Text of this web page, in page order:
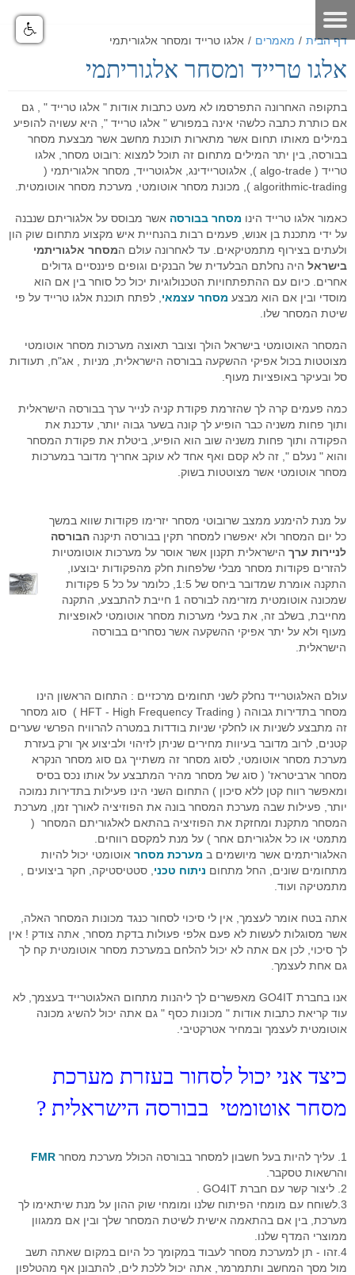
דף הבית / מאמרים / אלגו טרייד ומסחר אלגוריתמי
אלגו טרייד ומסחר אלגוריתמי
בתקופה האחרונה התפרסמו לא מעט כתבות אודות " אלגו טרייד " , גם
אם כותרת כתבה כלשהי אינה במפורש " אלגו טרייד ", היא עשויה להופיע
במילים מאותו תחום אשר מתארות תוכנת מחשב אשר מבצעת מסחר
בבורסה, בין יתר המילים מתחום זה תוכל למצוא :רובוט מסחר, אלגו
טרייד ( algo-trade ), אלגוטריידינג, אלגוטרייד, מסחר אלגוריתמי (
algorithmic-trading ), מכונת מסחר אוטומטי, מערכת מסחר אוטומטית.
כאמור אלגו טרייד הינו מסחר בבורסה אשר מבוסס על אלגוריתם שנבנה
על ידי מתכנת בן אנוש, פעמים רבות בהנחיית איש מקצוע מתחום שוק הון
ולעתים בצירוף מתמטיקאים. עד לאחרונה עולם המסחר אלגוריתמי
בישראל היה נחלתם הבלעדית של הבנקים וגופים פיננסיים גדולים
אחרים. כיום עם ההתפתחויות הטכנולוגיות יכול כל סוחר בין אם הוא
מוסדי ובין אם הוא מבצע מסחר עצמאי , לפתח תוכנת אלגו טרייד על פי
שיטת המסחר שלו.
המסחר האוטומטי בישראל הולך וצובר תאוצה מערכות מסחר אוטומטי
מצוטטות בכול אפיקי ההשקעה בבורסה הישראלית, מניות , אג"ח, תעודות
סל ובעיקר באופציות מעוף.
כמה פעמים קרה לך שהזרמת פקודת קניה לנייר ערך בבורסה הישראלית
ותוך פחות משניה כבר הופיע לך קונה בשער גבוה יותר, עדכנת את
הפקודה ותוך פחות משניה שוב הוא הופיע, ביטלת את פקודת המסחר
והוא " נעלם ", זה לא קסם ואף אחד לא עוקב אחריך מדובר במערכות
מסחר אוטומטי אשר מצוטטות בשוק.
על מנת להימנע ממצב שרובוטי מסחר יזרימו פקודות שווא במשך
כל יום המסחר ולא יאפשרו למסחר תקין בבורסה תיקנה הבורסה
לניירות ערך הישראלית תקנון אשר אוסר על מערכות אוטומטיות
להזרים פקודות מסחר מבלי שלפחות חלק מהפקודות יבוצעו,
התקנה אומרת שמדובר ביחס של 1:5, כלומר על כל 5 פקודות
שמכונה אוטומטית מזרימה לבורסה 1 חייבת להתבצע, התקנה
מחייבת, בשלב זה, את בעלי מערכות מסחר אוטומטי לאופציות
מעוף ולא על יתר אפיקי ההשקעה אשר נסחרים בבורסה
הישראלית.
עולם האלגוטרייד נחלק לשני תחומים מרכזיים : התחום הראשון הינו
מסחר בתדירות גבוהה ( HFT - High Frequency Trading ) סוג מסחר
זה מתבצע לשניות או לחלקי שניות בודדות במטרה להרוויח הפרשי שערים
קטנים, לרוב מדובר בעיוות מחירים שניתן לזיהוי ולביצוע אך ורק בעזרת
מערכת מסחר אוטומטי, לסוג מסחר זה משתייך גם סוג מסחר הנקרא
מסחר ארביטראז' ( סוג של מסחר מהיר המתבצע על אותו נכס בסיס
ומאפשר רווח קטן ללא סיכון ) התחום השני הינו פעילות בתדירות נמוכה
יותר, פעילות שבה מערכת המסחר בונה את הפוזיציה לאורך זמן, מערכת
המסחר מתקנת ומחזקת את הפוזיציה בהתאם לאלגוריתם המסחר (
מתמטי או כל אלגוריתם אחר ) על מנת למקסם רווחים.
האלגוריתמים אשר מיושמים ב מערכת מסחר אוטומטי יכול להיות
מתחומים שונים, החל מתחום ניתוח טכני , סטטיסטיקה, חקר ביצועים ,
מתמטיקה ועוד.
אתה בטח אומר לעצמך, אין לי סיכוי לסחור כנגד מכונות המסחר האלה,
אשר מסוגלות לעשות לא פעם אלפי פעולות בדקת מסחר, אתה צודק ! אין
לך סיכוי, לכן אם אתה לא יכול להלחם במערכת מסחר אוטומטית קח לך
גם אחת לעצמך.
אנו בחברת GO4IT מאפשרים לך ליהנות מתחום האלגוטרייד בעצמך, לא
עוד קריאת כתבות אודות " מכונות כסף " גם אתה יכול להשיג מכונה
אוטומטית לעצמך ובמחיר אטרקטיבי.
כיצד אני יכול לסחור בעזרת מערכת
מסחר אוטומטי בבורסה הישראלית ?
1. עליך להיות בעל חשבון למסחר בבורסה הכולל מערכת מסחר
FMR
והרשאות טסקבר.
2. ליצור קשר עם חברת GO4IT .
3.לשוחח עם מומחי הפיתוח שלנו ומומחי שוק ההון על מנת שיתאימו לך
מערכת, בין אם בהתאמה אישית לשיטת המסחר שלך ובין אם ממגוון
ממוצרי המדף שלנו.
4.זהו - תן למערכת מסחר לעבוד במקומך כל היום במקום שאתה תשב
מול מסך המחשב ותתמרמר, אתה יכול ללכת לים, להתבונן אף מהטלפון
דף הבית
אודות
אודות האתר
אודות חברת GO4IT
לוח ארועים
תקנון האתר
דרושים
מאמרים
מאמרים שוק ההון
כלים לסוחר
כלים למסחר בישראל
כלים למסחר בחול
כלים לתחזוקת המחשב
נתונים כלכליים
מחשבון המרת מטבעות
יומן אירועים כלכליים עולמי - יומי
מדדי בורסה עולמיים
פורום אופציות מעוף
פורום ניתוח טכני
פורום מטח
הכר את מערכת המסחר
הכר את מערכת המסחר
סרטוני הדרכה - לשוניות המערכת
מדריכים מצולמים
מערכת מסחר
מערכת מסחר FMR
סימולטור מסחר Go4iTrainer
מערכת מסחר OrderNet 2
מסחר אוטומטי
קורס פיתוח ובדיקת אסטרטגיות
מסחר אוטומטי לרצף
סטופ לוס אוטומטי
טייק פרופיט אוטומטי
אינדיקטורים
פלטפורמת הממשק הראשית
סטופ לוס אוטומטי באופציות מעוף
טייק פרופיט אוטומטי במעוף
פקודות עוקבות באופציות מעוף
כניסה אוטומטית לפוזיציה במעוף
מסחר אוטומטי בחוזים
אסטרטגיות מסחר אוטומטי במעוף
פקודות מונחי שעון
רובוט מסחר
מסחר אוטומטי בהתניית התשואה
יצוא נתוני זמן אמת
סימולאטור מסחר בבורסה
פיתוחים אישים - רובוטי מסחר
תוכנה לניתוח טכני
בוטיק לפתרונות תוכנה
מסחר בבורסה במחשב ענן
שאלות ותשובות
דרישות מערכת המסחר
חיבור API למתכנתים לבורסה
API לתכנות למעו"ף
מסחר אוטומטי בבורסה בחול
מסחר עצמאי
מסחר בבורסה
מערכות מסחר
ניהול תיקים
מסחר בבורסה
מסחר בבורסה האמריקאית